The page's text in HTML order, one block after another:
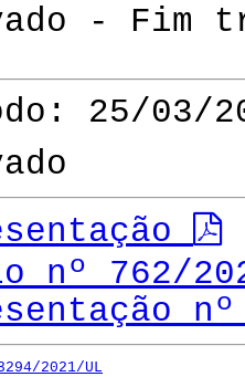
- Fim
25/03/
nº 762/
2021/UL